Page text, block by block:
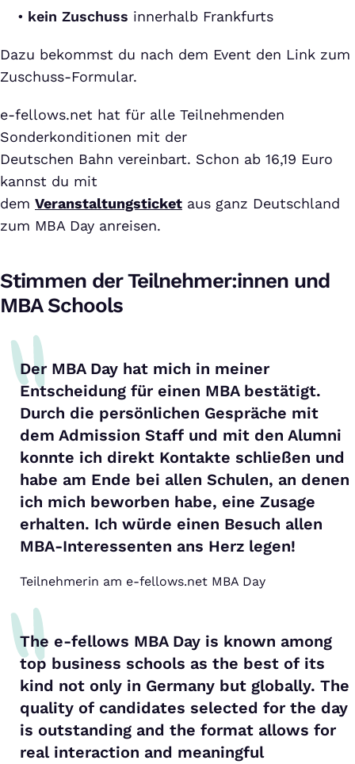
kein Zuschuss innerhalb Frankfurts
Dazu bekommst du nach dem Event den Link zum
Zuschuss-Formular.
e-fellows.net hat für alle Teilnehmenden
Sonderkonditionen mit der
Deutschen Bahn vereinbart. Schon ab 16,19 Euro
kannst du mit
dem Veranstaltungsticket aus ganz Deutschland
zum MBA Day anreisen.
Stimmen der Teilnehmer:innen und
MBA Schools
Der MBA Day hat mich in meiner
Entscheidung für einen MBA bestätigt.
Durch die persönlichen Gespräche mit
dem Admission Staff und mit den Alumni
konnte ich direkt Kontakte schließen und
habe am Ende bei allen Schulen, an denen
ich mich beworben habe, eine Zusage
erhalten. Ich würde einen Besuch allen
MBA-Interessenten ans Herz legen!
Teilnehmerin am e-fellows.net MBA Day
The e-fellows MBA Day is known among
top business schools as the best of its
kind not only in Germany but globally. The
quality of candidates selected for the day
is outstanding and the format allows for
real interaction and meaningful